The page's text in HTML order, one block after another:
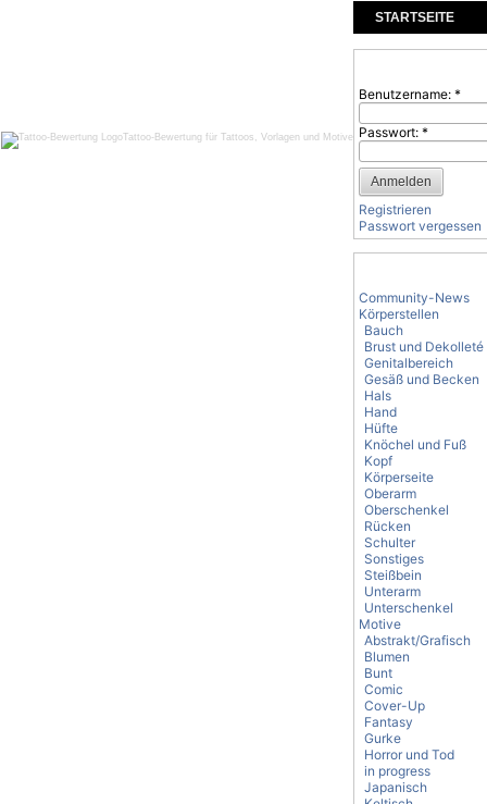
Tattoo-Bewertung für Tattoos, Vorlagen und Motive
STARTSEITE
KOMMENTARE
Benutzername: *
Passwort: *
Registrieren
Passwort vergessen
Community-News
Körperstellen
Bauch
Brust und Dekolleté
Genitalbereich
Gesäß und Becken
Hals
Hand
Hüfte
Knöchel und Fuß
Kopf
Körperseite
Oberarm
Oberschenkel
Rücken
Schulter
Sonstiges
Steißbein
Unterarm
Unterschenkel
Motive
Abstrakt/Grafisch
Blumen
Bunt
Comic
Cover-Up
Fantasy
Gurke
Horror und Tod
in progress
Japanisch